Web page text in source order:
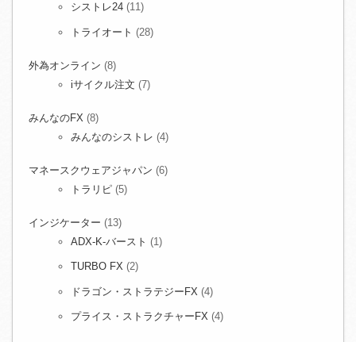
シストレ24 (11)
トライオート (28)
外為オンライン (8)
iサイクル注文 (7)
みんなのFX (8)
みんなのシストレ (4)
マネースクウェアジャパン (6)
トラリピ (5)
インジケーター (13)
ADX-K-バースト (1)
TURBO FX (2)
ドラゴン・ストラテジーFX (4)
プライス・ストラクチャーFX (4)